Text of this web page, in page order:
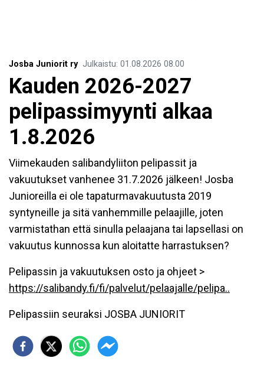
Josba Juniorit ry Julkaistu: 01.08.2026 08.00
Kauden 2026-2027
pelipassimyynti alkaa
1.8.2026
Viimekauden salibandyliiton pelipassit ja
vakuutukset vanhenee 31.7.2026 jälkeen! Josba
Junioreilla ei ole tapaturmavakuutusta 2019
syntyneille ja sitä vanhemmille pelaajille, joten
varmistathan että sinulla pelaajana tai lapsellasi on
vakuutus kunnossa kun aloitatte harrastuksen?
Pelipassin ja vakuutuksen osto ja ohjeet >
https://salibandy.fi/fi/palvelut/pelaajalle/pelipa..
Pelipassiin seuraksi JOSBA JUNIORIT